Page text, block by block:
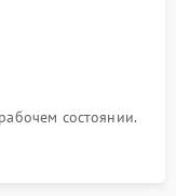
состоянии.